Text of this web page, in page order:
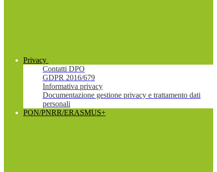
Privacy
Contatti DPO
GDPR 2016/679
Informativa privacy
Documentazione gestione privacy e trattamento dati
personali
PON/PNRR/ERASMUS+